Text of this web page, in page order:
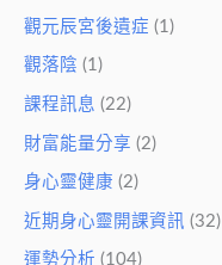
觀元辰宮後遺症 (1)
觀落陰 (1)
課程訊息 (22)
財富能量分享 (2)
身心靈健康 (2)
近期身心靈開課資訊 (32)
運勢分析 (104)